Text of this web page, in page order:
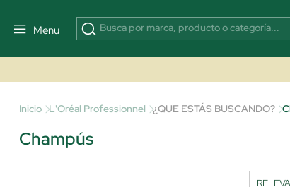
Menu
Inicio L'Oréal Professionnel ¿QUE ESTÁS BUSCANDO?
Champús